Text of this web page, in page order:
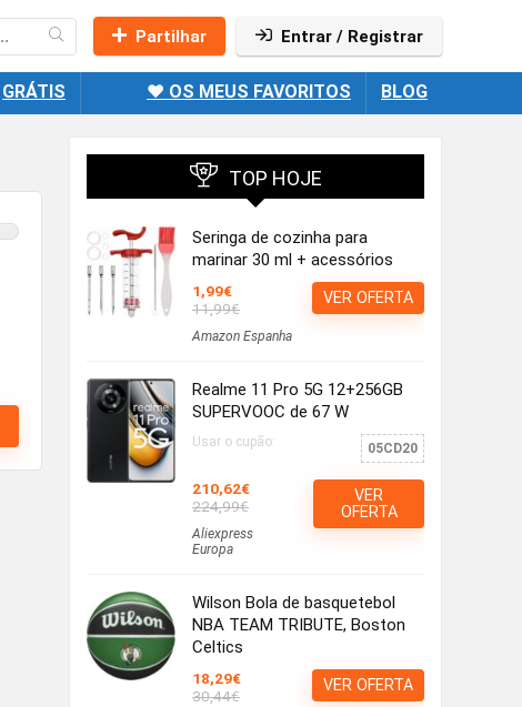
Partilhar Entrar / Registrar
GRÁTIS ❤️ OS MEUS FAVORITOS BLOG
TOP HOJE
Seringa de cozinha para
marinar 30 ml + acessórios
1,99€
11,99€
Amazon Espanha
VER OFERTA
Realme 11 Pro 5G 12+256GB
SUPERVOOC de 67 W
Usar o cupão: 05CD20
210,62€
224,99€
Aliexpress
Europa
VER
OFERTA
Wilson Bola de basquetebol
NBA TEAM TRIBUTE, Boston
Celtics
18,29€
30,44€
VER OFERTA